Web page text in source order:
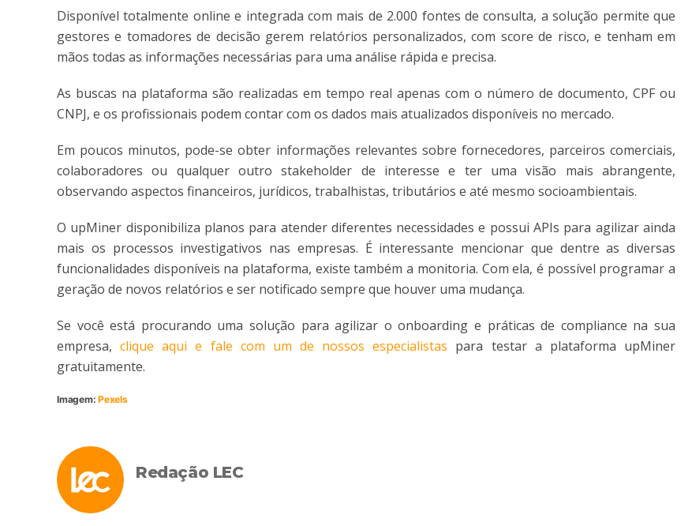
Disponível totalmente online e integrada com mais de 2.000 fontes de consulta, a solução permite que
gestores e tomadores de decisão gerem relatórios personalizados, com score de risco, e tenham em
mãos todas as informações necessárias para uma análise rápida e precisa.
As buscas na plataforma são realizadas em tempo real apenas com o número de documento, CPF ou
CNPJ, e os profissionais podem contar com os dados mais atualizados disponíveis no mercado.
Em poucos minutos, pode-se obter informações relevantes sobre fornecedores, parceiros comerciais,
colaboradores ou qualquer outro stakeholder de interesse e ter uma visão mais abrangente,
observando aspectos financeiros, jurídicos, trabalhistas, tributários e até mesmo socioambientais.
O upMiner disponibiliza planos para atender diferentes necessidades e possui APIs para agilizar ainda
mais os processos investigativos nas empresas. É interessante mencionar que dentre as diversas
funcionalidades disponíveis na plataforma, existe também a monitoria. Com ela, é possível programar a
geração de novos relatórios e ser notificado sempre que houver uma mudança.
Se você está procurando uma solução para agilizar o onboarding e práticas de compliance na sua
empresa,clique aqui e fale com um de nossos especialistas para testar a plataforma upMiner
gratuitamente.
Imagem:Pexels
Redação LEC